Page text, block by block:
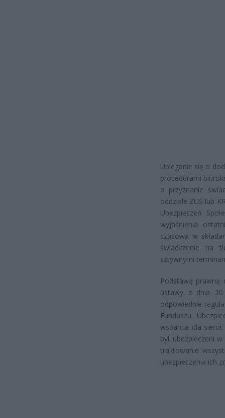
Ubieganie się o
procedurami
o przyznanie
oddziale ZUS lub
Ubezpieczeń
wyjaśnienia
czasowa w
świadczenie na
sztywnymi
Podstawą prawną
ustawy z dnia 20
odpowiednie
Funduszu
wsparcia dla sierot
byli ubezpieczeni
traktowanie
ubezpieczenia ich